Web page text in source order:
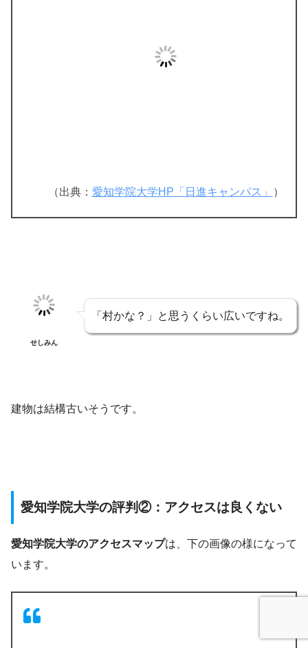
（出典： 愛知学院大学HP「日進キャンパス」 ）
せしみん
「村かな？」と思うくらい広いですね。
建物は結構古いそうです。
愛知学院大学の評判②：アクセスは良くない
愛知学院大学のアクセスマップは、下の画像の様になって
います。